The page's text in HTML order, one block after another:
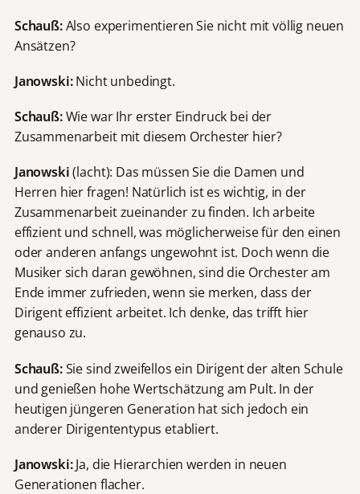
Schauß:Also experimentieren Sie nicht mit völlig neuen
Ansätzen?
Janowski:Nicht unbedingt.
Schauß:Wie war Ihr erster Eindruck bei der
Zusammenarbeit mit diesem Orchester hier?
Janowski(lacht): Das müssen Sie die Damen und
Herren hier fragen! Natürlich ist es wichtig, in der
Zusammenarbeit zueinander zu finden. Ich arbeite
effizient und schnell, was möglicherweise für den einen
oder anderen anfangs ungewohnt ist. Doch wenn die
Musiker sich daran gewöhnen, sind die Orchester am
Ende immer zufrieden, wenn sie merken, dass der
Dirigent effizient arbeitet. Ich denke, das trifft hier
genauso zu.
Schauß:Sie sind zweifellos ein Dirigent der alten Schule
und genießen hohe Wertschätzung am Pult. In der
heutigen jüngeren Generation hat sich jedoch ein
anderer Dirigententypus etabliert.
Janowski:Ja, die Hierarchien werden in neuen
Generationen flacher.